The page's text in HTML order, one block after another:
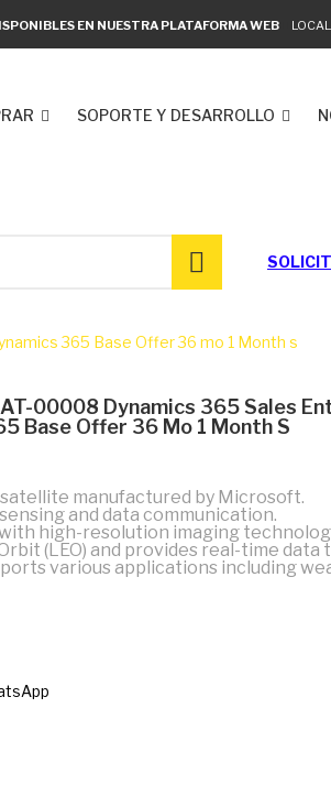
EN NUESTRA PLATAFORMA WEB
SOPORTE Y DESARROLLO
365 Base Offer 36 mo 1 Month s
00008 Dynamics 365 Sales
Base Offer 36 Mo 1 Month S
manufactured by Microsoft.
and data communication.
high-resolution imaging
(LEO) and provides real-time data
various applications including